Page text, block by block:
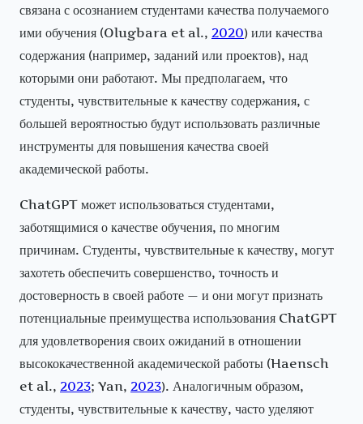
связана с осознанием студентами качества получаемого
ими обучения (Olugbara et al., 2020) или качества
содержания (например, заданий или проектов), над
которыми они работают. Мы предполагаем, что
студенты, чувствительные к качеству содержания, с
большей вероятностью будут использовать различные
инструменты для повышения качества своей
академической работы.
ChatGPT может использоваться студентами,
заботящимися о качестве обучения, по многим
причинам. Студенты, чувствительные к качеству, могут
захотеть обеспечить совершенство, точность и
достоверность в своей работе — и они могут признать
потенциальные преимущества использования ChatGPT
для удовлетворения своих ожиданий в отношении
высококачественной академической работы (Haensch
et al., 2023; Yan, 2023). Аналогичным образом,
студенты, чувствительные к качеству, часто уделяют